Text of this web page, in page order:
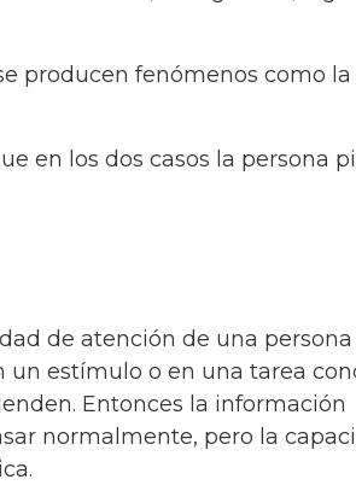
producen fenómenos como la
en los dos casos la persona
de atención de una persona
estímulo o en una tarea
Entonces la información
normalmente, pero la